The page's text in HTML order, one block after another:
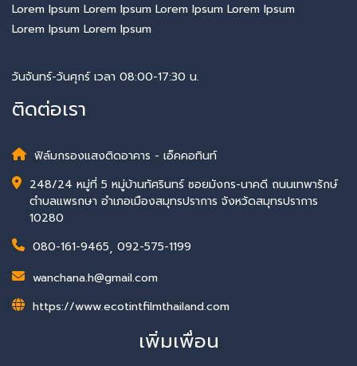
Lorem Ipsum Lorem Ipsum Lorem Ipsum Lorem Ipsum
Lorem Ipsum Lorem Ipsum
วันจันทร์-วันศุกร์ เวลา 08:00-17:30 น.
ติดต่อเรา
ฟิล์มกรองแสงติดอาคาร - เอ็คคอทินท์
248/24 หมู่ที่ 5 หมู่บ้านทัศรินทร์ ซอยมังกร-นาคดี ถนนเทพารักษ์
ตำบลแพรกษา อำเภอเมืองสมุทรปราการ จังหวัดสมุทรปราการ
10280
080-161-9465, 092-575-1199
wanchana.h@gmail.com
https://www.ecotintfilmthailand.com
เพิ่มเพื่อน